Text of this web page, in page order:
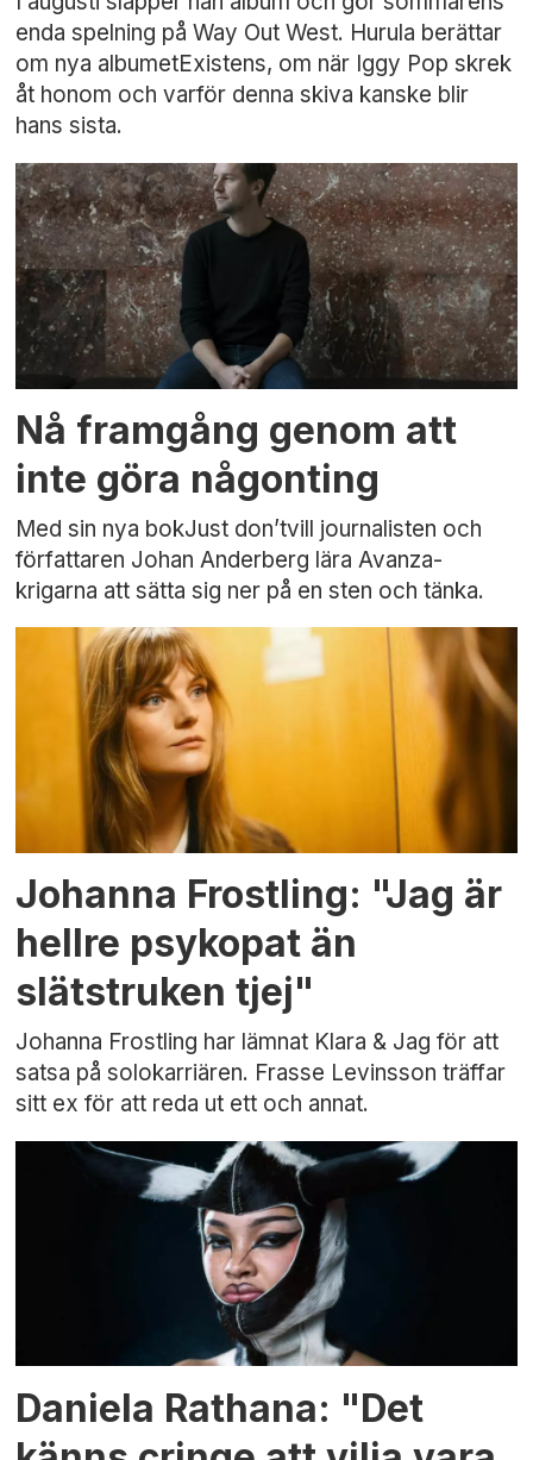
enda spelning på Way Out West. Hurula berättar
om nya albumetExistens, om när Iggy Pop skrek
åt honom och varför denna skiva kanske blir
hans sista.
Nå framgång genom att
inte göra någonting
Med sin nya bokJust don’tvill journalisten och
författaren Johan Anderberg lära Avanza-
krigarna att sätta sig ner på en sten och tänka.
Johanna Frostling: "Jag är
hellre psykopat än
slätstruken tjej"
Johanna Frostling har lämnat Klara & Jag för att
satsa på solokarriären. Frasse Levinsson träffar
sitt ex för att reda ut ett och annat.
Daniela Rathana: "Det